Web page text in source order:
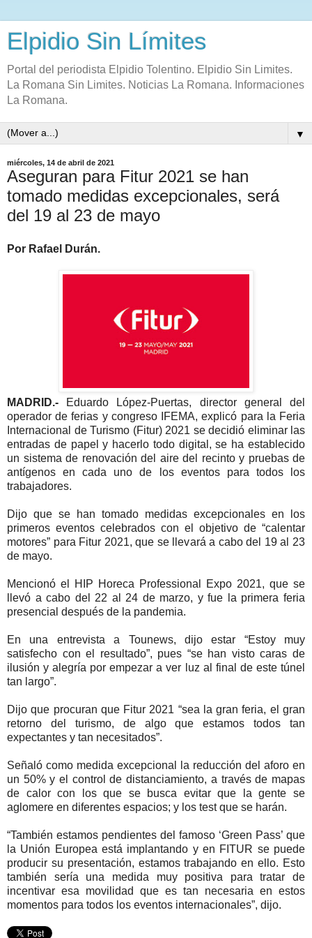
Elpidio Sin Límites
Portal del periodista Elpidio Tolentino. Elpidio Sin Limites.
La Romana Sin Limites. Noticias La Romana. Informaciones
La Romana.
▼
miércoles, 14 de abril de 2021
Aseguran para Fitur 2021 se han
tomado medidas excepcionales, será
del 19 al 23 de mayo
Por Rafael Durán.
MADRID.-
Eduardo López-Puertas, director general del
operador de ferias y congreso IFEMA, explicó para la Feria
Internacional de Turismo (Fitur) 2021 se decidió eliminar las
entradas de papel y hacerlo todo digital, se ha establecido
un sistema de renovación del aire del recinto y pruebas de
antígenos en cada uno de los eventos para todos los
trabajadores.
Dijo que se han tomado medidas excepcionales en los
primeros eventos celebrados con el objetivo de “calentar
motores” para Fitur 2021, que se llevará a cabo del 19 al 23
de mayo.
Mencionó el HIP Horeca Professional Expo 2021, que se
llevó a cabo del 22 al 24 de marzo, y fue la primera feria
presencial después de la pandemia.
En una entrevista a Tounews, dijo estar “Estoy muy
satisfecho con el resultado”, pues “se han visto caras de
ilusión y alegría por empezar a ver luz al final de este túnel
tan largo”.
Dijo que procuran que Fitur 2021 “sea la gran feria, el gran
retorno del turismo, de algo que estamos todos tan
expectantes y tan necesitados”.
Señaló como medida excepcional la reducción del aforo en
un 50% y el control de distanciamiento, a través de mapas
de calor con los que se busca evitar que la gente se
aglomere en diferentes espacios; y los test que se harán.
“También estamos pendientes del famoso ‘Green Pass’ que
la Unión Europea está implantando y en FITUR se puede
producir su presentación, estamos trabajando en ello. Esto
también sería una medida muy positiva para tratar de
incentivar esa movilidad que es tan necesaria en estos
momentos para todos los eventos internacionales”, dijo.